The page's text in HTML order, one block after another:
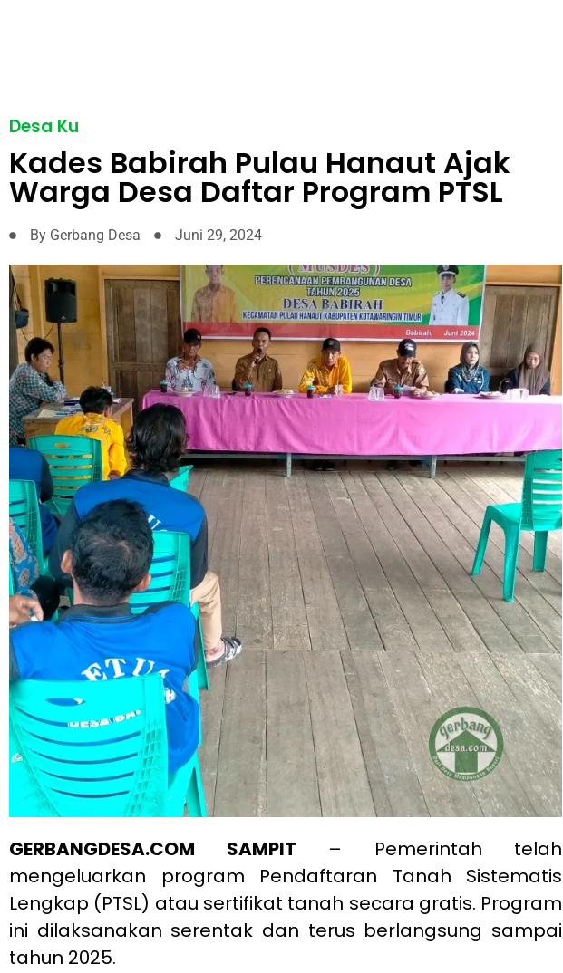
Desa Ku
Kades Babirah Pulau Hanaut Ajak
Warga Desa Daftar Program PTSL
By Gerbang Desa Juni 29, 2024
GERBANGDESA.COM SAMPIT – Pemerintah telah
mengeluarkan program Pendaftaran Tanah Sistematis
Lengkap (PTSL) atau sertifikat tanah secara gratis. Program
ini dilaksanakan serentak dan terus berlangsung sampai
tahun 2025.